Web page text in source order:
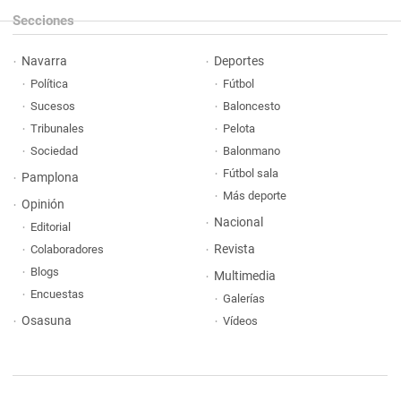
Secciones
Navarra
Política
Sucesos
Tribunales
Sociedad
Pamplona
Opinión
Editorial
Colaboradores
Blogs
Encuestas
Osasuna
Deportes
Fútbol
Baloncesto
Pelota
Balonmano
Fútbol sala
Más deporte
Nacional
Revista
Multimedia
Galerías
Vídeos